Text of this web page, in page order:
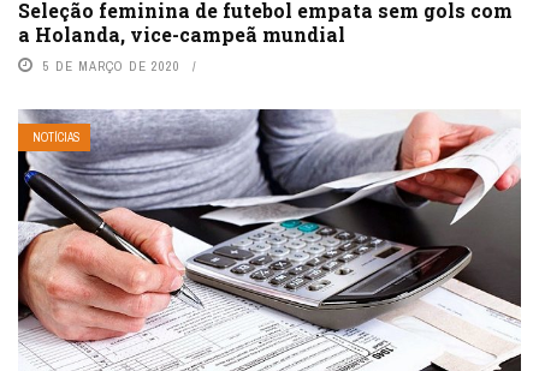
Seleção feminina de futebol empata sem gols com
a Holanda, vice-campeã mundial
5 DE MARÇO DE 2020
NOTÍCIAS